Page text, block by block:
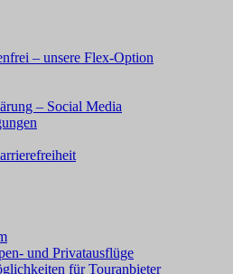
– unsere Flex-Option
– Social Media
und Privatausflüge
für Touranbieter